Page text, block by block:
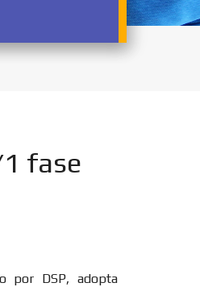
fase
por DSP, adopta